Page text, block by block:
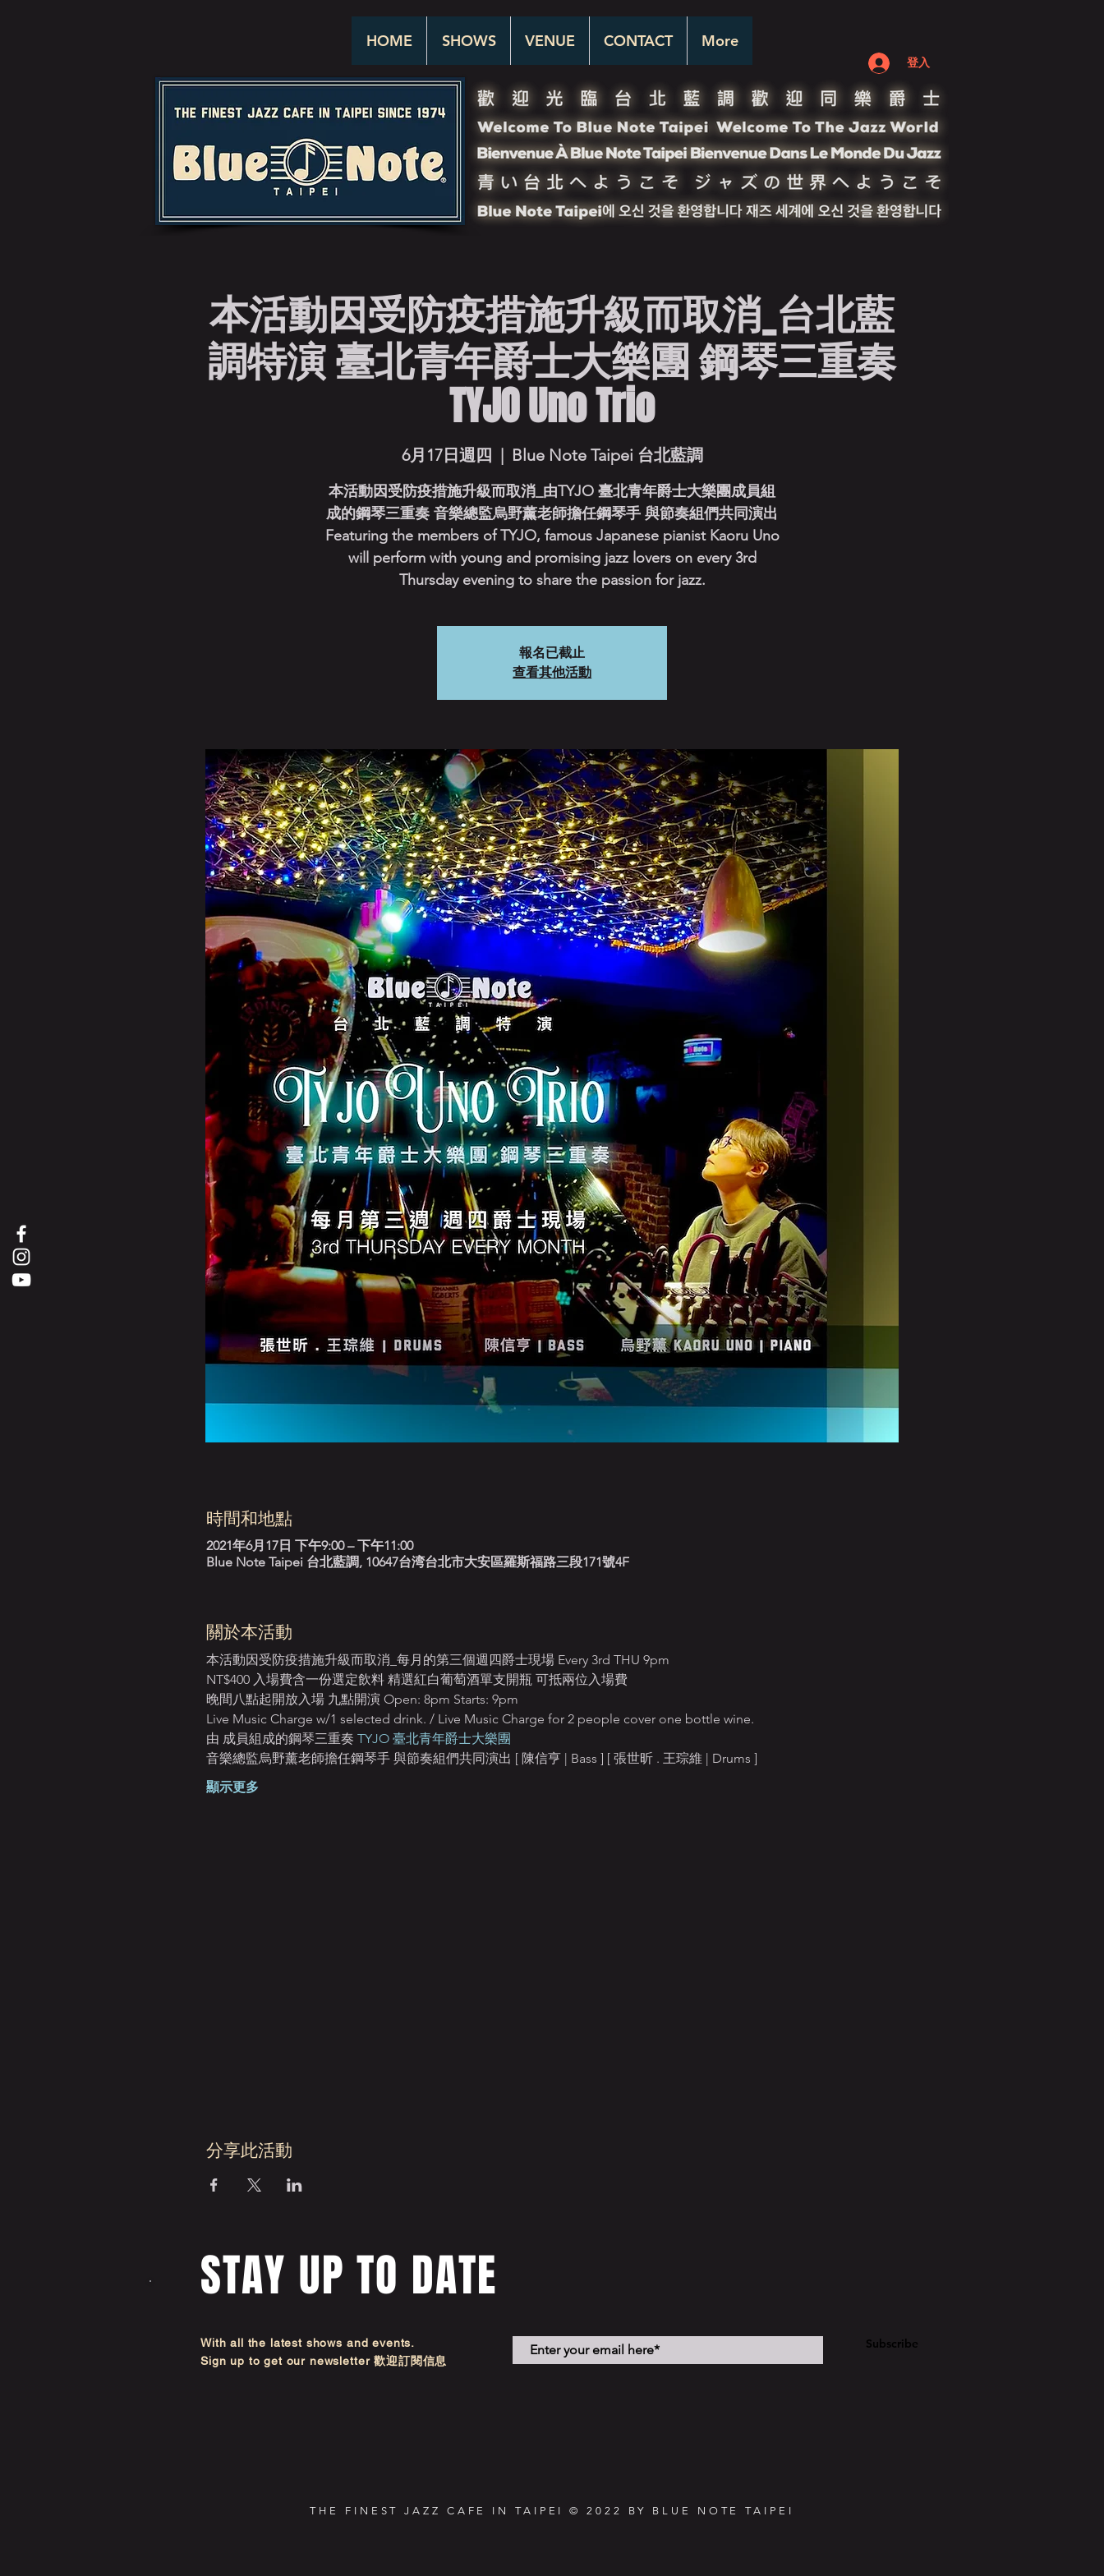
HOME SHOWS VENUE CONTACT More
登入
本活動因受防疫措施升級而取消_台北藍
調特演 臺北青年爵士大樂團 鋼琴三重奏
TYJO Uno Trio
6月17日週四
  |
Blue Note Taipei 台北藍調
本活動因受防疫措施升級而取消_由TYJO 臺北青年爵士大樂團成員組
成的鋼琴三重奏 音樂總監烏野薰老師擔任鋼琴手 與節奏組們共同演出
Featuring the members of TYJO, famous Japanese pianist Kaoru Uno
will perform with young and promising jazz lovers on every 3rd
Thursday evening to share the passion for jazz.
報名已截止
查看其他活動
時間和地點
2021年6月17日 下午9:00 – 下午11:00
Blue Note Taipei 台北藍調, 10647台湾台北市大安區羅斯福路三段171號4F
關於本活動
本活動因受防疫措施升級而取消_每月的第三個週四爵士現場 Every 3rd THU 9pm
NT$400 入場費含一份選定飲料 精選紅白葡萄酒單支開瓶 可抵兩位入場費
晚間八點起開放入場 九點開演 Open: 8pm Starts: 9pm
Live Music Charge w/1 selected drink. / Live Music Charge for 2 people cover one bottle wine.
由 成員組成的鋼琴三重奏 TYJO 臺北青年爵士大樂團
音樂總監烏野薰老師擔任鋼琴手 與節奏組們共同演出 [ 陳信亨 | Bass ] [ 張世昕 . 王琮維 | Drums ]
顯示更多
分享此活動
STAY UP TO DATE
With all the latest shows and events.
Sign up to get our newsletter 歡迎訂閱信息
Subscribe
THE FINEST JAZZ CAFE IN TAIPEI © 2022 BY BLUE NOTE TAIPEI